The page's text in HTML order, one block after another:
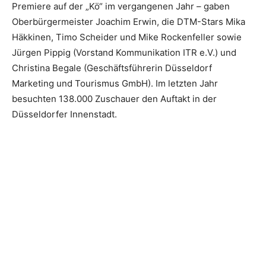
Premiere auf der „Kö“ im vergangenen Jahr – gaben
Oberbürgermeister Joachim Erwin, die DTM-Stars Mika
Häkkinen, Timo Scheider und Mike Rockenfeller sowie
Jürgen Pippig (Vorstand Kommunikation ITR e.V.) und
Christina Begale (Geschäftsführerin Düsseldorf
Marketing und Tourismus GmbH). Im letzten Jahr
besuchten 138.000 Zuschauer den Auftakt in der
Düsseldorfer Innenstadt.